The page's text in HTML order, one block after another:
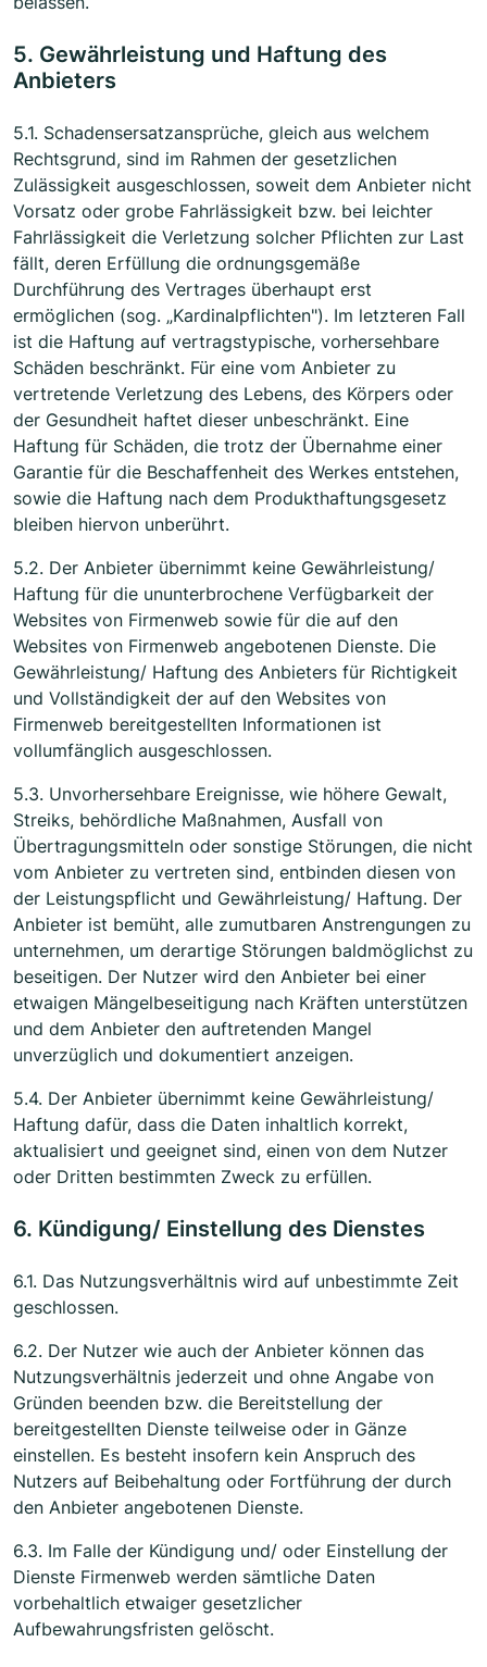
5. Gewährleistung und Haftung des
Anbieters
5.1. Schadensersatzansprüche, gleich aus welchem
Rechtsgrund, sind im Rahmen der gesetzlichen
Zulässigkeit ausgeschlossen, soweit dem Anbieter nicht
Vorsatz oder grobe Fahrlässigkeit bzw. bei leichter
Fahrlässigkeit die Verletzung solcher Pflichten zur Last
fällt, deren Erfüllung die ordnungsgemäße
Durchführung des Vertrages überhaupt erst
ermöglichen (sog. „Kardinalpflichten"). Im letzteren Fall
ist die Haftung auf vertragstypische, vorhersehbare
Schäden beschränkt. Für eine vom Anbieter zu
vertretende Verletzung des Lebens, des Körpers oder
der Gesundheit haftet dieser unbeschränkt. Eine
Haftung für Schäden, die trotz der Übernahme einer
Garantie für die Beschaffenheit des Werkes entstehen,
sowie die Haftung nach dem Produkthaftungsgesetz
bleiben hiervon unberührt.
5.2. Der Anbieter übernimmt keine Gewährleistung/
Haftung für die ununterbrochene Verfügbarkeit der
Websites von Firmenweb sowie für die auf den
Websites von Firmenweb angebotenen Dienste. Die
Gewährleistung/ Haftung des Anbieters für Richtigkeit
und Vollständigkeit der auf den Websites von
Firmenweb bereitgestellten Informationen ist
vollumfänglich ausgeschlossen.
5.3. Unvorhersehbare Ereignisse, wie höhere Gewalt,
Streiks, behördliche Maßnahmen, Ausfall von
Übertragungsmitteln oder sonstige Störungen, die nicht
vom Anbieter zu vertreten sind, entbinden diesen von
der Leistungspflicht und Gewährleistung/ Haftung. Der
Anbieter ist bemüht, alle zumutbaren Anstrengungen zu
unternehmen, um derartige Störungen baldmöglichst zu
beseitigen. Der Nutzer wird den Anbieter bei einer
etwaigen Mängelbeseitigung nach Kräften unterstützen
und dem Anbieter den auftretenden Mangel
unverzüglich und dokumentiert anzeigen.
5.4. Der Anbieter übernimmt keine Gewährleistung/
Haftung dafür, dass die Daten inhaltlich korrekt,
aktualisiert und geeignet sind, einen von dem Nutzer
oder Dritten bestimmten Zweck zu erfüllen.
6. Kündigung/ Einstellung des Dienstes
6.1. Das Nutzungsverhältnis wird auf unbestimmte Zeit
geschlossen.
6.2. Der Nutzer wie auch der Anbieter können das
Nutzungsverhältnis jederzeit und ohne Angabe von
Gründen beenden bzw. die Bereitstellung der
bereitgestellten Dienste teilweise oder in Gänze
einstellen. Es besteht insofern kein Anspruch des
Nutzers auf Beibehaltung oder Fortführung der durch
den Anbieter angebotenen Dienste.
6.3. Im Falle der Kündigung und/ oder Einstellung der
Dienste Firmenweb werden sämtliche Daten
vorbehaltlich etwaiger gesetzlicher
Aufbewahrungsfristen gelöscht.